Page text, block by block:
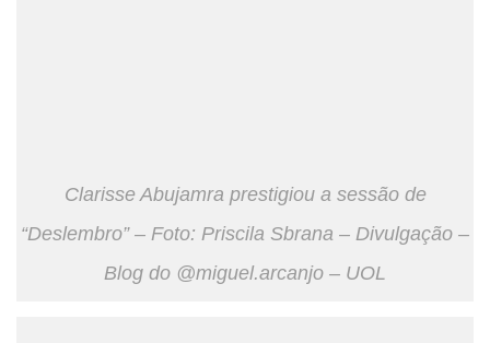
Clarisse Abujamra prestigiou a sessão de
“Deslembro” – Foto: Priscila Sbrana – Divulgação –
Blog do @miguel.arcanjo – UOL